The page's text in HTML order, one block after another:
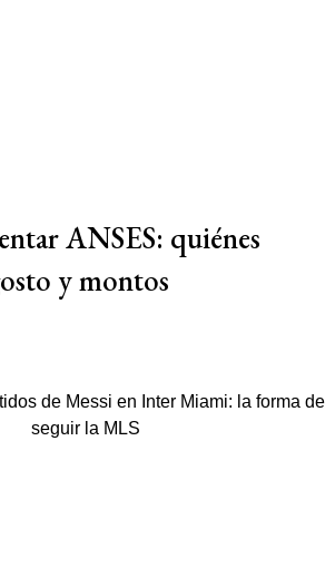
ANSES: quiénes
y montos